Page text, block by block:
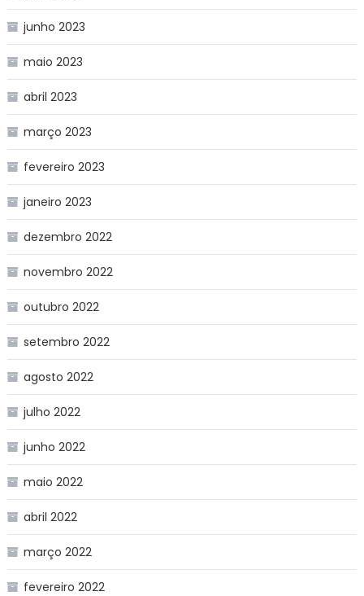
junho 2023
maio 2023
abril 2023
março 2023
fevereiro 2023
janeiro 2023
dezembro 2022
novembro 2022
outubro 2022
setembro 2022
agosto 2022
julho 2022
junho 2022
maio 2022
abril 2022
março 2022
fevereiro 2022